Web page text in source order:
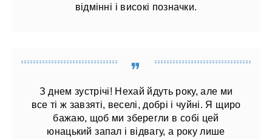
відмінні і високі позначки.
З днем ​​зустрічі! Нехай йдуть року, але ми
все ті ж завзяті, веселі, добрі і чуйні. Я щиро
бажаю, щоб ми зберегли в собі цей
юнацький запал і відвагу, а року лише